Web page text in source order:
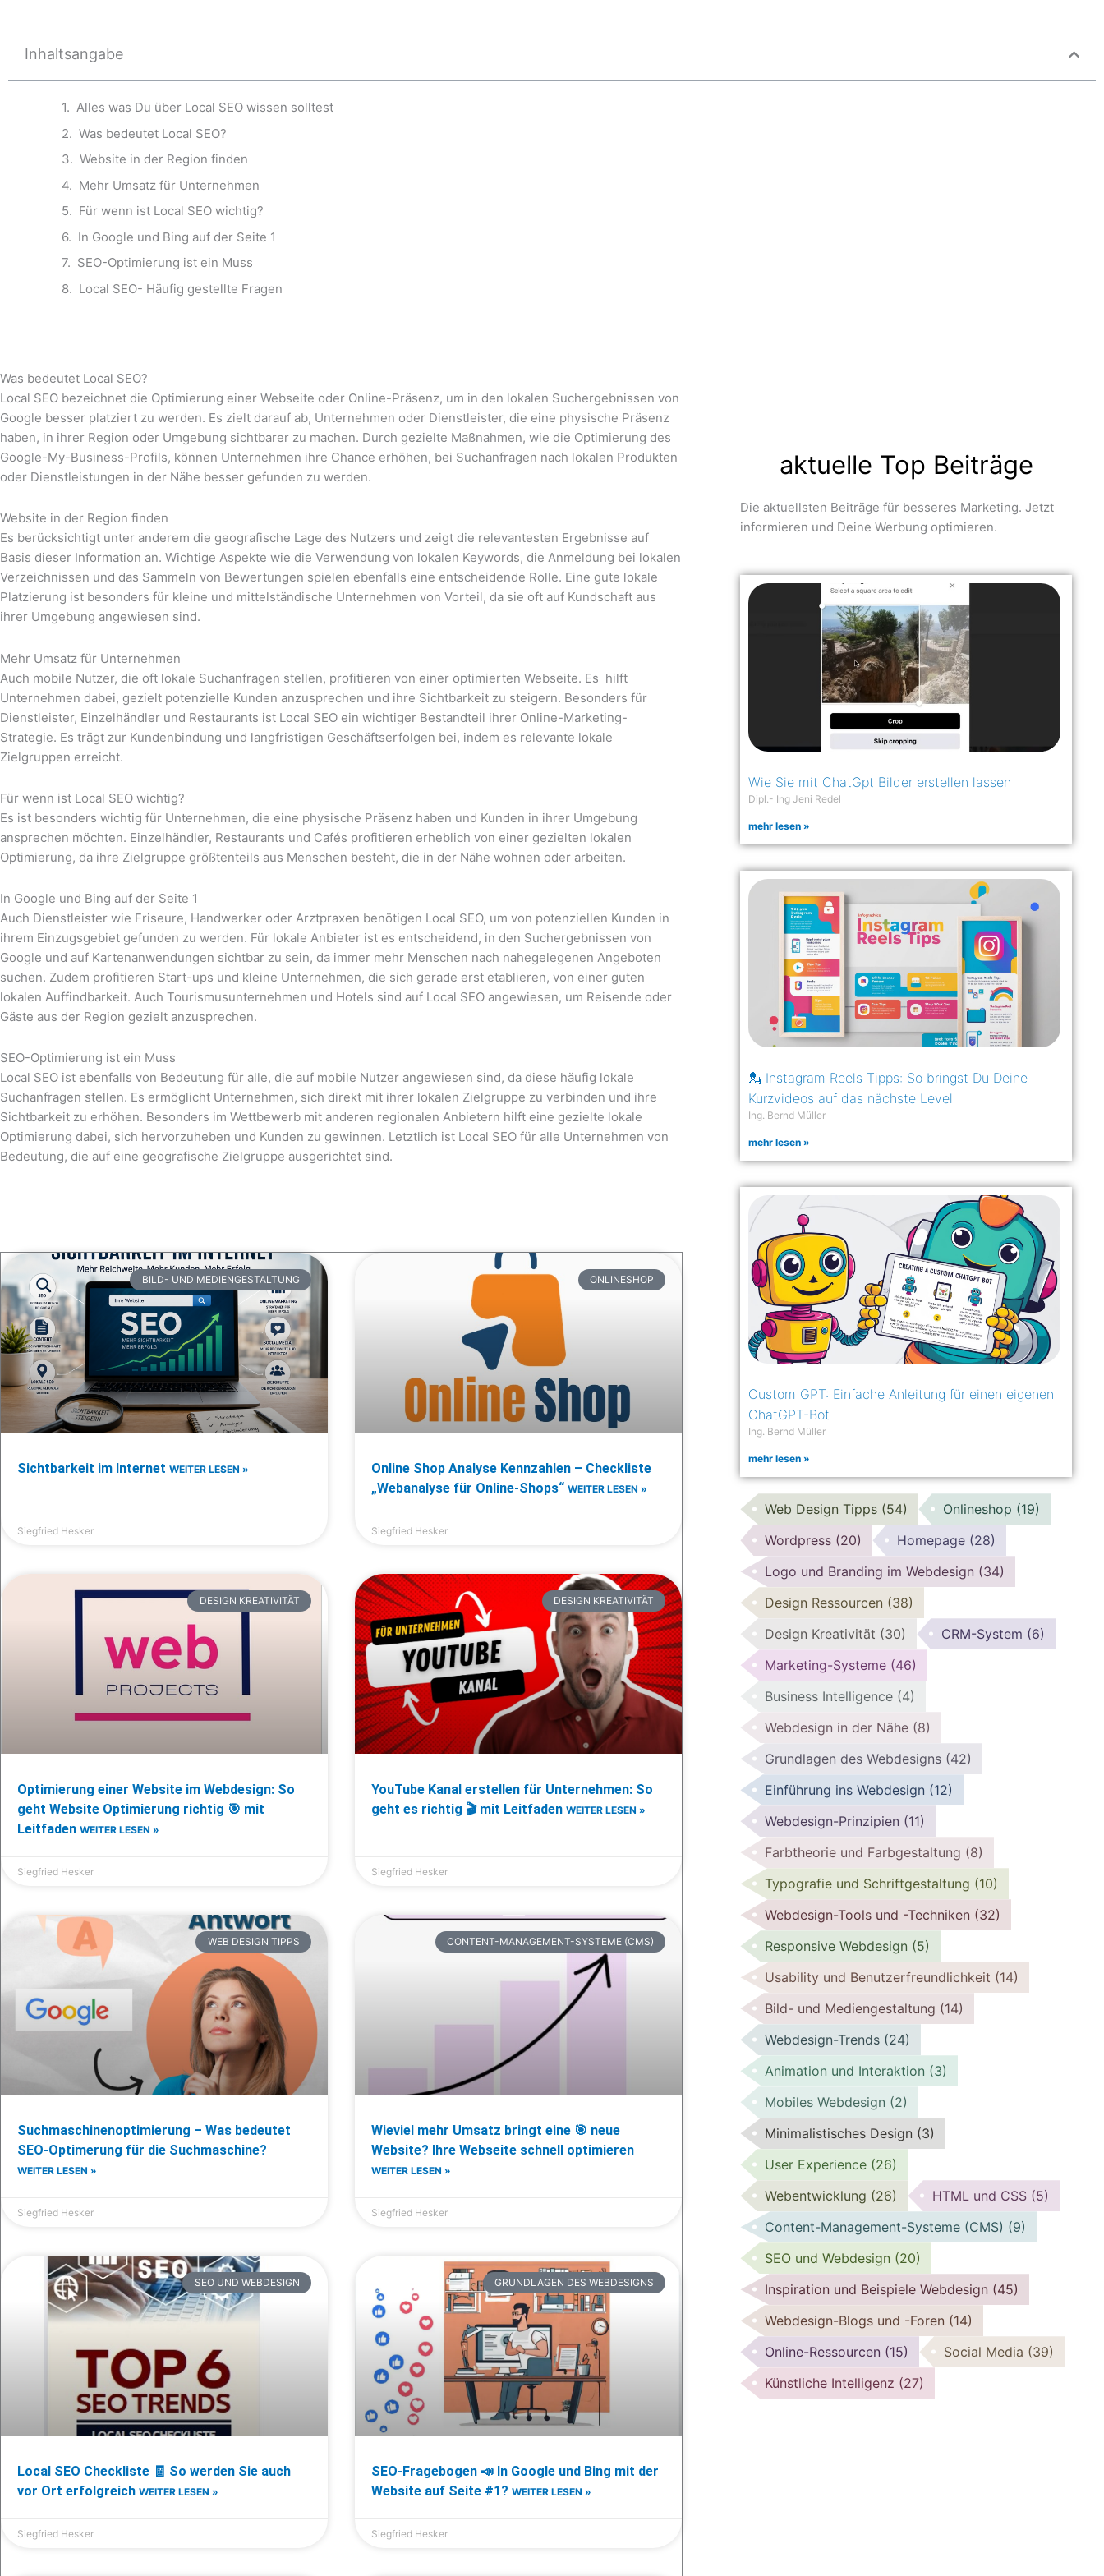
Inhaltsangabe
Alles was Du über Local SEO wissen solltest
Was bedeutet Local SEO?
Website in der Region finden
Mehr Umsatz für Unternehmen
Für wenn ist Local SEO wichtig?
In Google und Bing auf der Seite 1
SEO-Optimierung ist ein Muss
Local SEO- Häufig gestellte Fragen
Was bedeutet Local SEO?
Local SEO bezeichnet die Optimierung einer Webseite oder Online-Präsenz, um in den lokalen Suchergebnissen von
Google besser platziert zu werden. Es zielt darauf ab, Unternehmen oder Dienstleister, die eine physische Präsenz
haben, in ihrer Region oder Umgebung sichtbarer zu machen. Durch gezielte Maßnahmen, wie die Optimierung des
Google-My-Business-Profils, können Unternehmen ihre Chance erhöhen, bei Suchanfragen nach lokalen Produkten
oder Dienstleistungen in der Nähe besser gefunden zu werden.
Website in der Region finden
Es berücksichtigt unter anderem die geografische Lage des Nutzers und zeigt die relevantesten Ergebnisse auf
Basis dieser Information an. Wichtige Aspekte wie die Verwendung von lokalen Keywords, die Anmeldung bei lokalen
Verzeichnissen und das Sammeln von Bewertungen spielen ebenfalls eine entscheidende Rolle. Eine gute lokale
Platzierung ist besonders für kleine und mittelständische Unternehmen von Vorteil, da sie oft auf Kundschaft aus
ihrer Umgebung angewiesen sind.
Mehr Umsatz für Unternehmen
Auch mobile Nutzer, die oft lokale Suchanfragen stellen, profitieren von einer optimierten Webseite. Es hilft
Unternehmen dabei, gezielt potenzielle Kunden anzusprechen und ihre Sichtbarkeit zu steigern. Besonders für
Dienstleister, Einzelhändler und Restaurants ist Local SEO ein wichtiger Bestandteil ihrer Online-Marketing-
Strategie. Es trägt zur Kundenbindung und langfristigen Geschäftserfolgen bei, indem es relevante lokale
Zielgruppen erreicht.
Für wenn ist Local SEO wichtig?
Es ist besonders wichtig für Unternehmen, die eine physische Präsenz haben und Kunden in ihrer Umgebung
ansprechen möchten. Einzelhändler, Restaurants und Cafés profitieren erheblich von einer gezielten lokalen
Optimierung, da ihre Zielgruppe größtenteils aus Menschen besteht, die in der Nähe wohnen oder arbeiten.
In Google und Bing auf der Seite 1
Auch Dienstleister wie Friseure, Handwerker oder Arztpraxen benötigen Local SEO, um von potenziellen Kunden in
ihrem Einzugsgebiet gefunden zu werden. Für lokale Anbieter ist es entscheidend, in den Suchergebnissen von
Google und auf Kartenanwendungen sichtbar zu sein, da immer mehr Menschen nach nahegelegenen Angeboten
suchen. Zudem profitieren Start-ups und kleine Unternehmen, die sich gerade erst etablieren, von einer guten
lokalen Auffindbarkeit. Auch Tourismusunternehmen und Hotels sind auf Local SEO angewiesen, um Reisende oder
Gäste aus der Region gezielt anzusprechen.
SEO-Optimierung ist ein Muss
Local SEO ist ebenfalls von Bedeutung für alle, die auf mobile Nutzer angewiesen sind, da diese häufig lokale
Suchanfragen stellen. Es ermöglicht Unternehmen, sich direkt mit ihrer lokalen Zielgruppe zu verbinden und ihre
Sichtbarkeit zu erhöhen. Besonders im Wettbewerb mit anderen regionalen Anbietern hilft eine gezielte lokale
Optimierung dabei, sich hervorzuheben und Kunden zu gewinnen. Letztlich ist Local SEO für alle Unternehmen von
Bedeutung, die auf eine geografische Zielgruppe ausgerichtet sind.
BILD- UND MEDIENGESTALTUNG
Sichtbarkeit im Internet WEITER LESEN »
Siegfried Hesker
ONLINESHOP
Online Shop Analyse Kennzahlen – Checkliste
„Webanalyse für Online-Shops“WEITER LESEN »
Siegfried Hesker
DESIGN KREATIVITÄT
Optimierung einer Website im Webdesign: So
geht Website Optimierung richtig 🎯 mit
Leitfaden WEITER LESEN »
Siegfried Hesker
DESIGN KREATIVITÄT
YouTube Kanal erstellen für Unternehmen: So
geht es richtig 🎬 mit LeitfadenWEITER LESEN »
Siegfried Hesker
WEB DESIGN TIPPS
Suchmaschinenoptimierung – Was bedeutet
SEO-Optimerung für die Suchmaschine?
WEITER LESEN »
Siegfried Hesker
CONTENT-MANAGEMENT-SYSTEME (CMS)
Wieviel mehr Umsatz bringt eine 🎯 neue
Website? Ihre Webseite schnell optimieren
WEITER LESEN »
Siegfried Hesker
SEO UND WEBDESIGN
Local SEO Checkliste 🧾 So werden Sie auch
vor Ort erfolgreich WEITER LESEN »
Siegfried Hesker
GRUNDLAGEN DES WEBDESIGNS
SEO-Fragebogen 📣 In Google und Bing mit der
Website auf Seite #1?WEITER LESEN »
Siegfried Hesker
aktuelle Top Beiträge
Die aktuellsten Beiträge für besseres Marketing. Jetzt
informieren und Deine Werbung optimieren.
Wie Sie mit ChatGpt Bilder erstellen lassen
Dipl.- Ing Jeni Redel
mehr lesen »
💂 Instagram Reels Tipps: So bringst Du Deine
Kurzvideos auf das nächste Level
Ing. Bernd Müller
mehr lesen »
Custom GPT: Einfache Anleitung für einen eigenen
ChatGPT-Bot
Ing. Bernd Müller
mehr lesen »
Web Design Tipps (54) Onlineshop (19)
Wordpress (20) Homepage (28)
Logo und Branding im Webdesign (34)
Design Ressourcen (38)
Design Kreativität (30) CRM-System (6)
Marketing-Systeme (46)
Business Intelligence (4)
Webdesign in der Nähe (8)
Grundlagen des Webdesigns (42)
Einführung ins Webdesign (12)
Webdesign-Prinzipien (11)
Farbtheorie und Farbgestaltung (8)
Typografie und Schriftgestaltung (10)
Webdesign-Tools und -Techniken (32)
Responsive Webdesign (5)
Usability und Benutzerfreundlichkeit (14)
Bild- und Mediengestaltung (14)
Webdesign-Trends (24)
Animation und Interaktion (3)
Mobiles Webdesign (2)
Minimalistisches Design (3)
User Experience (26)
Webentwicklung (26) HTML und CSS (5)
Content-Management-Systeme (CMS) (9)
SEO und Webdesign (20)
Inspiration und Beispiele Webdesign (45)
Webdesign-Blogs und -Foren (14)
Online-Ressourcen (15) Social Media (39)
Künstliche Intelligenz (27)